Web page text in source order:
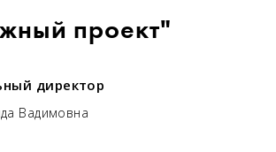
проект"
директор
Вадимовна